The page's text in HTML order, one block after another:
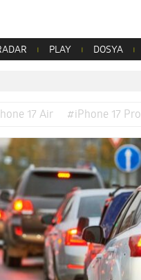
PLAY DOSYA
17 Air #iPhone 17 Pro